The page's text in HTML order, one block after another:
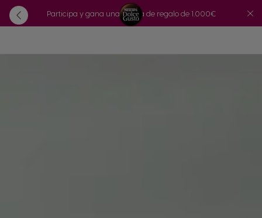
Participa y gana una tarjeta de regalo de 1.000€